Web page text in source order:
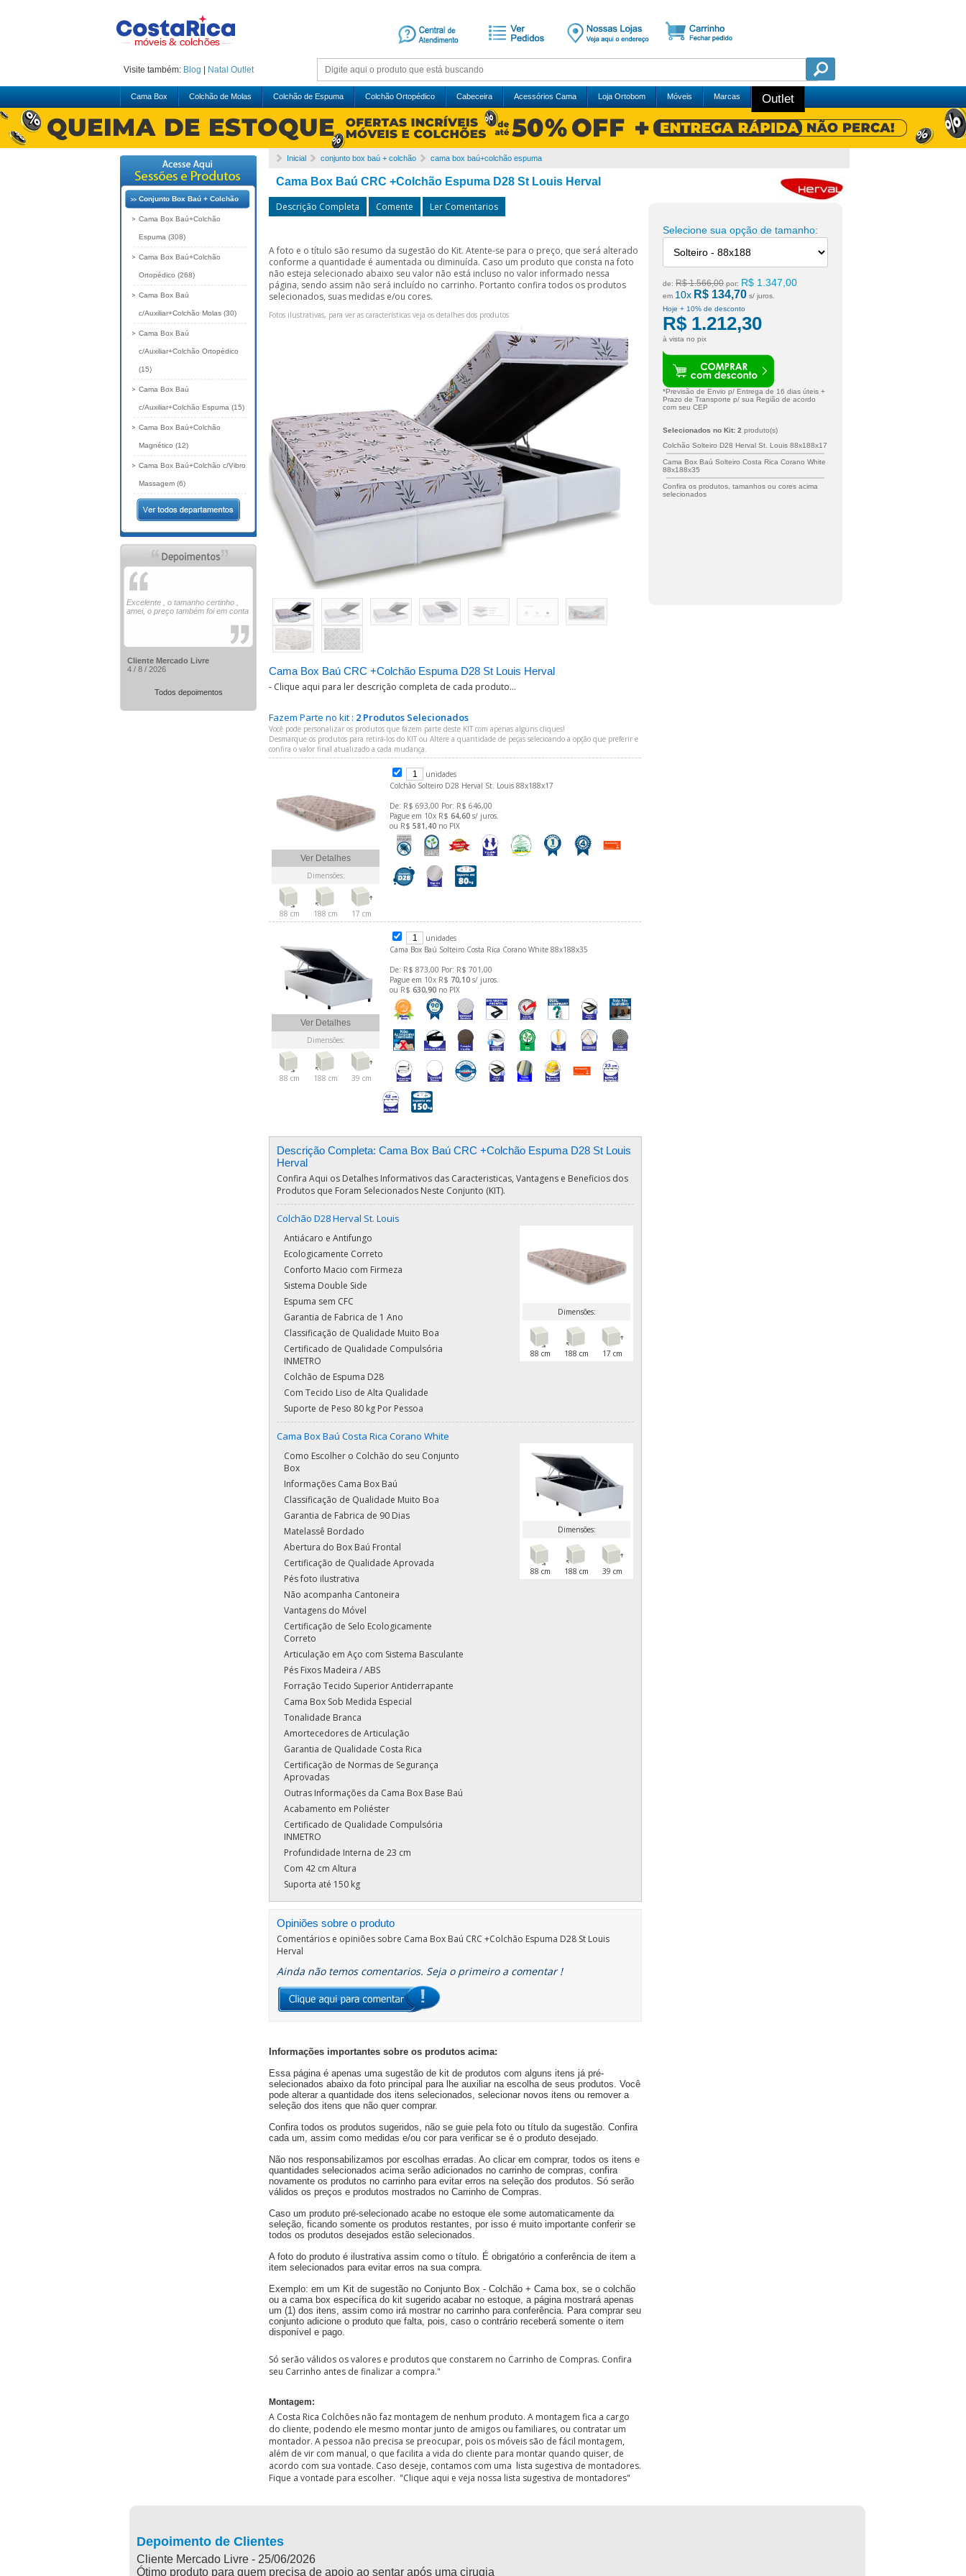
Visite também: Blog Natal Outlet
Cama Box Colchão de Molas Colchão de Espuma Colchão Ortopédico Cabeceira Acessórios Cama Loja Ortobom Móveis Marcas Outlet
Inicial conjunto box baú + colchão cama box baú+colchão espuma
Cama Box Baú CRC +Colchão Espuma D28 St Louis Herval
Descrição Completa Comente Ler Comentarios
A foto e o título são resumo da sugestão do Kit. Atente-se para o preço, que será alterado
conforme a quantidade é aumentada ou diminuída. Caso um produto que consta na foto
não esteja selecionado abaixo seu valor não está incluso no valor informado nessa
página, sendo assim não será incluído no carrinho. Portanto confira todos os produtos
selecionados, suas medidas e/ou cores.
Fotos ilustrativas, para ver as características veja os detalhes dos produtos
Cama Box Baú CRC +Colchão Espuma D28 St Louis Herval
- Clique aqui para ler descrição completa de cada produto...
Fazem Parte no kit : 2 Produtos Selecionados
Você pode personalizar os produtos que fazem parte deste KIT com apenas alguns cliques!
Desmarque os produtos para retirá-los do KIT ou Altere a quantidade de peças selecioando a opção que preferir e
confira o valor final atualizado a cada mudança.
Ver Detalhes
Dimensões:
88 cm 188 cm 17 cm
unidades
Colchão Solteiro D28 Herval St. Louis 88x188x17
De: R$ 693,00 Por: R$ 646,00
Pague em 10x R$ 64,60 s/ juros.
ou R$ 581,40 no PIX
Ver Detalhes
Dimensões:
88 cm 188 cm 39 cm
unidades
Cama Box Baú Solteiro Costa Rica Corano White 88x188x35
De: R$ 873,00 Por: R$ 701,00
Pague em 10x R$ 70,10 s/ juros.
ou R$ 630,90 no PIX
Descrição Completa: Cama Box Baú CRC +Colchão Espuma D28 St Louis
Herval
Confira Aqui os Detalhes Informativos das Caracteristicas, Vantagens e Beneficios dos
Produtos que Foram Selecionados Neste Conjunto (KIT).
Colchão D28 Herval St. Louis
Dimensões:
88 cm 188 cm 17 cm
Antiácaro e Antifungo
Ecologicamente Correto
Conforto Macio com Firmeza
Sistema Double Side
Espuma sem CFC
Garantia de Fabrica de 1 Ano
Classificação de Qualidade Muito Boa
Certificado de Qualidade Compulsória
INMETRO
Colchão de Espuma D28
Com Tecido Liso de Alta Qualidade
Suporte de Peso 80 kg Por Pessoa
Cama Box Baú Costa Rica Corano White
Dimensões:
88 cm 188 cm 39 cm
Como Escolher o Colchão do seu Conjunto
Box
Informações Cama Box Baú
Classificação de Qualidade Muito Boa
Garantia de Fabrica de 90 Dias
Matelassê Bordado
Abertura do Box Baú Frontal
Certificação de Qualidade Aprovada
Pés foto ilustrativa
Não acompanha Cantoneira
Vantagens do Móvel
Certificação de Selo Ecologicamente
Correto
Articulação em Aço com Sistema Basculante
Pés Fixos Madeira / ABS
Forração Tecido Superior Antiderrapante
Cama Box Sob Medida Especial
Tonalidade Branca
Amortecedores de Articulação
Garantia de Qualidade Costa Rica
Certificação de Normas de Segurança
Aprovadas
Outras Informações da Cama Box Base Baú
Acabamento em Poliéster
Certificado de Qualidade Compulsória
INMETRO
Profundidade Interna de 23 cm
Com 42 cm Altura
Suporta até 150 kg
Opiniões sobre o produto
Comentários e opiniões sobre Cama Box Baú CRC +Colchão Espuma D28 St Louis
Herval
Ainda não temos comentarios. Seja o primeiro a comentar !
Informações importantes sobre os produtos acima:
Essa página é apenas uma sugestão de kit de produtos com alguns itens já pré-
selecionados abaixo da foto principal para lhe auxiliar na escolha de seus produtos. Você
pode alterar a quantidade dos itens selecionados, selecionar novos itens ou remover a
seleção dos itens que não quer comprar.
Confira todos os produtos sugeridos, não se guie pela foto ou título da sugestão. Confira
cada um, assim como medidas e/ou cor para verificar se é o produto desejado.
Não nos responsabilizamos por escolhas erradas. Ao clicar em comprar, todos os itens e
quantidades selecionados acima serão adicionados no carrinho de compras, confira
novamente os produtos no carrinho para evitar erros na seleção dos produtos. Só serão
válidos os preços e produtos mostrados no Carrinho de Compras.
Caso um produto pré-selecionado acabe no estoque ele some automaticamente da
seleção, ficando somente os produtos restantes, por isso é muito importante conferir se
todos os produtos desejados estão selecionados.
A foto do produto é ilustrativa assim como o título. É obrigatório a conferência de item a
item selecionados para evitar erros na sua compra.
Exemplo: em um Kit de sugestão no Conjunto Box - Colchão + Cama box, se o colchão
ou a cama box específica do kit sugerido acabar no estoque, a página mostrará apenas
um (1) dos itens, assim como irá mostrar no carrinho para conferência. Para comprar seu
conjunto adicione o produto que falta, pois, caso o contrário receberá somente o item
disponível e pago.
Só serão válidos os valores e produtos que constarem no Carrinho de Compras. Confira
seu Carrinho antes de finalizar a compra."
Montagem:
A Costa Rica Colchões não faz montagem de nenhum produto. A montagem fica a cargo
do cliente, podendo ele mesmo montar junto de amigos ou familiares, ou contratar um
montador. A pessoa não precisa se preocupar, pois os móveis são de fácil montagem,
além de vir com manual, o que facilita a vida do cliente para montar quando quiser, de
acordo com sua vontade. Caso deseje, contamos com uma lista sugestiva de montadores.
Fique a vontade para escolher. "Clique aqui e veja nossa lista sugestiva de montadores"
Conjunto Box Baú + Colchão
Cama Box Baú+Colchão
Espuma (308)
Cama Box Baú+Colchão
Ortopédico (268)
Cama Box Baú
c/Auxiliar+Colchão Molas (30)
Cama Box Baú
c/Auxiliar+Colchão Ortopédico
(15)
Cama Box Baú
c/Auxiliar+Colchão Espuma (15)
Cama Box Baú+Colchão
Magnético (12)
Cama Box Baú+Colchão c/Vibro
Massagem (6)
Excelente , o tamanho certinho ,
amei, o preço também foi em conta
Cliente Mercado Livre
4 / 8 / 2026
Todos depoimentos
Selecione sua opção de tamanho:
de: R$ 1.566,00 por: R$ 1.347,00
em 10x R$ 134,70 s/ juros.
Hoje + 10% de desconto
R$ 1.212,30
à vista no pix
*Previsão de Envio p/ Entrega de 16 dias úteis +
Prazo de Transporte p/ sua Região de acordo
com seu CEP
Selecionados no Kit: 2 produto(s)
Colchão Solteiro D28 Herval St. Louis 88x188x17
Cama Box Baú Solteiro Costa Rica Corano White
88x188x35
Confira os produtos, tamanhos ou cores acima
selecionados
Depoimento de Clientes
Cliente Mercado Livre - 25/06/2026
Ótimo produto para quem precisa de apoio ao sentar após uma cirugia